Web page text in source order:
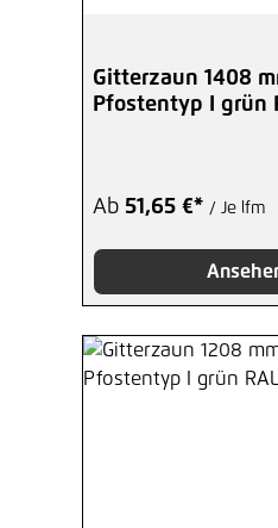
Gitterzaun 1408
Pfostentyp I grün
Ab 51,65 €* / Je lfm